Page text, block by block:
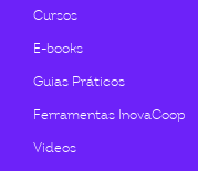
Cursos
E-books
Guias Práticos
Ferramentas InovaCoop
Videos